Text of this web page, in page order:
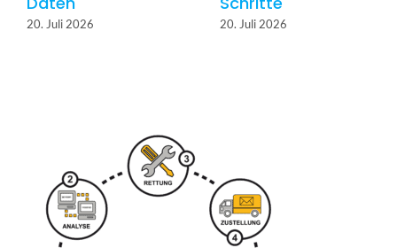
20. Juli 2026 20. Juli 2026